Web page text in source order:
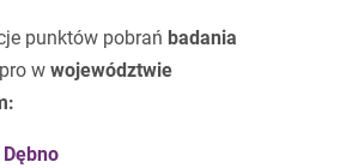
punktów pobrań badania
w województwie